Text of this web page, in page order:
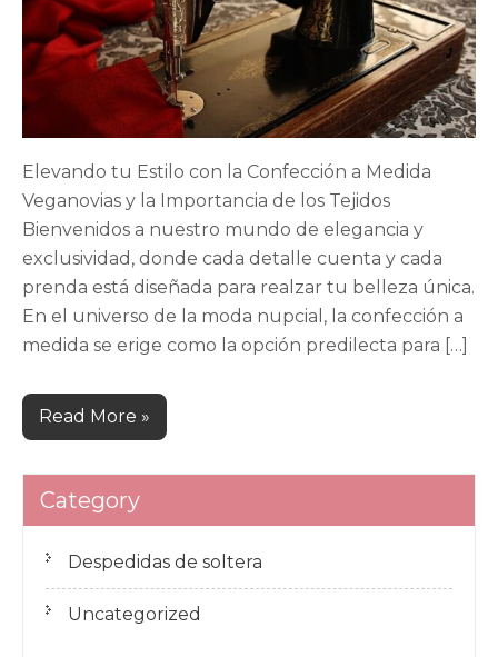
Elevando tu Estilo con la Confección a Medida
Veganovias y la Importancia de los Tejidos
Bienvenidos a nuestro mundo de elegancia y
exclusividad, donde cada detalle cuenta y cada
prenda está diseñada para realzar tu belleza única.
En el universo de la moda nupcial, la confección a
medida se erige como la opción predilecta para […]
Read More »
Category
Despedidas de soltera
Uncategorized